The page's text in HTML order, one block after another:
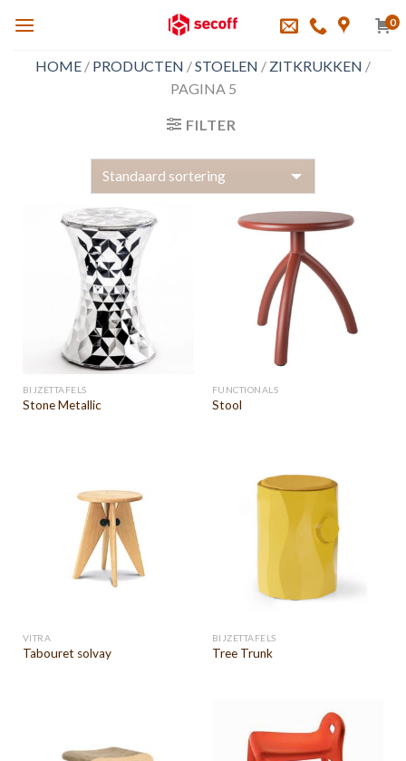
0
HOME / PRODUCTEN /STOELEN / ZITKRUKKEN /
PAGINA 5
FILTER
BIJZETTAFELS
Stone Metallic
FUNCTIONALS
Stool
VITRA
Tabouret solvay
BIJZETTAFELS
Tree Trunk